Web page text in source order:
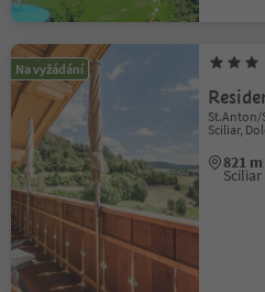
Na vyžádání
St.Anton/
Sciliar,
821 m